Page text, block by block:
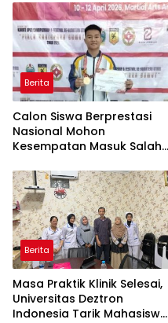
Berita
Calon Siswa Berprestasi
Nasional Mohon
Kesempatan Masuk Salah
Berita
Masa Praktik Klinik Selesai,
Universitas Deztron
Indonesia Tarik Mahasiswa